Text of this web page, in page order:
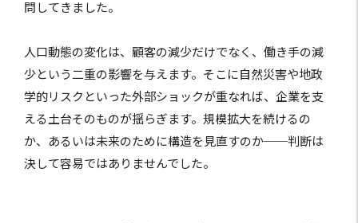
問してきました。
人口動態の変化は、顧客の減少だけでなく、働き手の減
少という二重の影響を与えます。そこに自然災害や地政
学的リスクといった外部ショックが重なれば、企業を支
える土台そのものが揺らぎます。規模拡大を続けるの
か、あるいは未来のために構造を見直すのか──判断は
決して容易ではありませんでした。